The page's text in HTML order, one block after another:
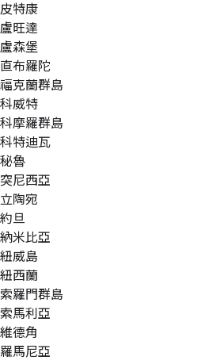
皮特康
盧旺達
盧森堡
直布羅陀
福克蘭群島
科威特
科摩羅群島
科特迪瓦
秘魯
突尼西亞
立陶宛
約旦
納米比亞
紐威島
紐西蘭
索羅門群島
索馬利亞
維德角
羅馬尼亞